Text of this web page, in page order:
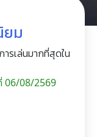
ยม
รเล่นมากที่สุดใน
06/08/2569